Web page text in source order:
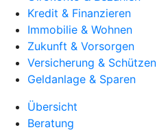
Kredit & Finanzieren
Immobilie & Wohnen
Zukunft & Vorsorgen
Versicherung & Schützen
Geldanlage & Sparen
Übersicht
Beratung